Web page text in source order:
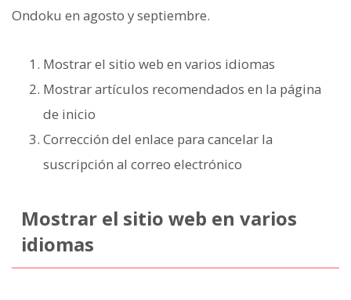
Ondoku en agosto y septiembre.
Mostrar el sitio web en varios idiomas
Mostrar artículos recomendados en la página
de inicio
Corrección del enlace para cancelar la
suscripción al correo electrónico
Mostrar el sitio web en varios
idiomas